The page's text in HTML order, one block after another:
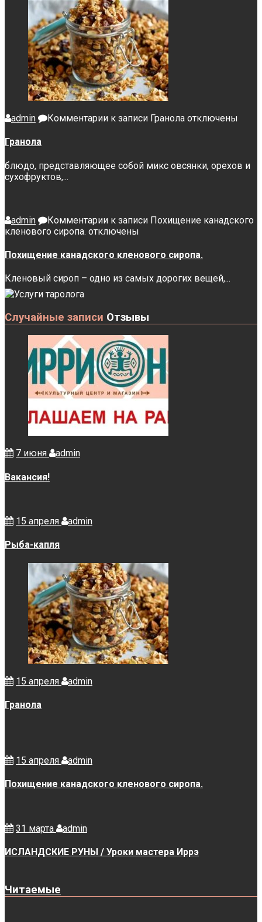
admin Комментарии к записи Гранола отключены
Гранола
блюдо, представляющее собой микс овсянки, орехов и
сухофруктов,...
admin Комментарии к записи Похищение канадского
кленового сиропа. отключены
Похищение канадского кленового сиропа.
Кленовый сироп – одно из самых дорогих вещей,...
Случайные записи Отзывы
7 июня admin
Вакансия!
15 апреля admin
Рыба-капля
15 апреля admin
Гранола
15 апреля admin
Похищение канадского кленового сиропа.
31 марта admin
ИСЛАНДСКИЕ РУНЫ / Уроки мастера Иррэ
Читаемые